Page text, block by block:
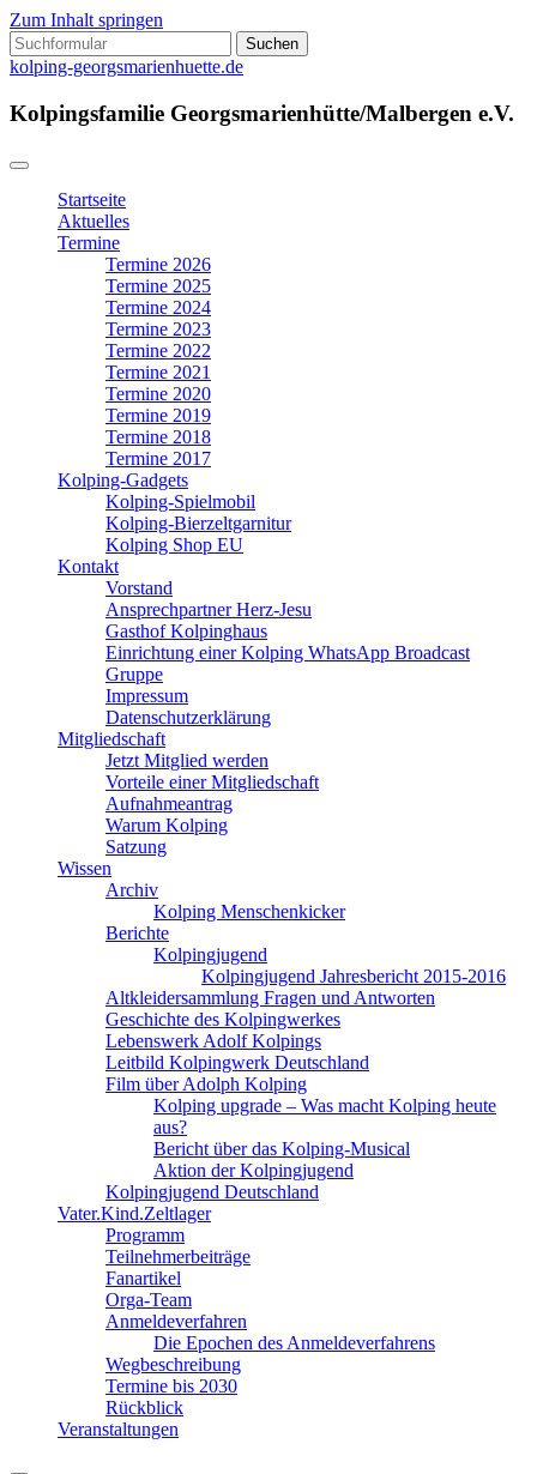
Zum Inhalt springen
Suchen
nach:
kolping-georgsmarienhuette.de
Kolpingsfamilie Georgsmarienhütte/Malbergen e.V.
Startseite
Aktuelles
Termine
Termine 2026
Termine 2025
Termine 2024
Termine 2023
Termine 2022
Termine 2021
Termine 2020
Termine 2019
Termine 2018
Termine 2017
Kolping-Gadgets
Kolping-Spielmobil
Kolping-Bierzeltgarnitur
Kolping Shop EU
Kontakt
Vorstand
Ansprechpartner Herz-Jesu
Gasthof Kolpinghaus
Einrichtung einer Kolping WhatsApp Broadcast
Gruppe
Impressum
Datenschutzerklärung
Mitgliedschaft
Jetzt Mitglied werden
Vorteile einer Mitgliedschaft
Aufnahmeantrag
Warum Kolping
Satzung
Wissen
Archiv
Kolping Menschenkicker
Berichte
Kolpingjugend
Kolpingjugend Jahresbericht 2015-2016
Altkleidersammlung Fragen und Antworten
Geschichte des Kolpingwerkes
Lebenswerk Adolf Kolpings
Leitbild Kolpingwerk Deutschland
Film über Adolph Kolping
Kolping upgrade – Was macht Kolping heute
aus?
Bericht über das Kolping-Musical
Aktion der Kolpingjugend
Kolpingjugend Deutschland
Vater.Kind.Zeltlager
Programm
Teilnehmerbeiträge
Fanartikel
Orga-Team
Anmeldeverfahren
Die Epochen des Anmeldeverfahrens
Wegbeschreibung
Termine bis 2030
Rückblick
Veranstaltungen